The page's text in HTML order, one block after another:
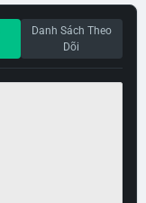
Danh Sách Theo
Dõi